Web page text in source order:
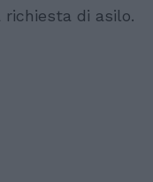
di asilo.